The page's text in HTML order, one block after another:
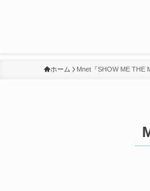
ホーム Mnet『SHOW ME THE